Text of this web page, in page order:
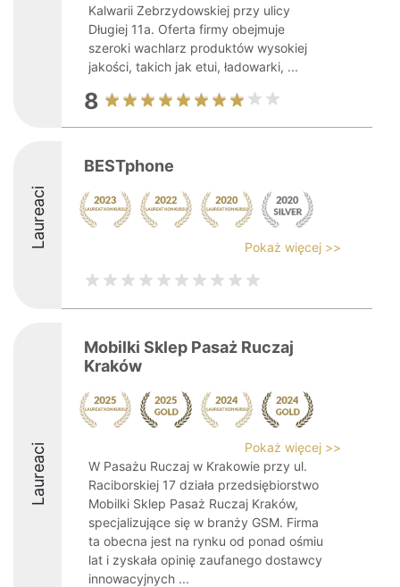
Kalwarii Zebrzydowskiej przy ulicy
Długiej 11a. Oferta firmy obejmuje
szeroki wachlarz produktów wysokiej
jakości, takich jak etui, ładowarki, ...
8
Laureaci
BESTphone
Pokaż więcej >>
Laureaci
Mobilki Sklep Pasaż Ruczaj
Kraków
Pokaż więcej >>
W Pasażu Ruczaj w Krakowie przy ul.
Raciborskiej 17 działa przedsiębiorstwo
Mobilki Sklep Pasaż Ruczaj Kraków,
specjalizujące się w branży GSM. Firma
ta obecna jest na rynku od ponad ośmiu
lat i zyskała opinię zaufanego dostawcy
innowacyjnych ...